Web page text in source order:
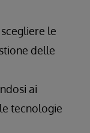
le
delle
ai
tecnologie